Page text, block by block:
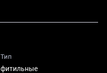
Тип
фитильные